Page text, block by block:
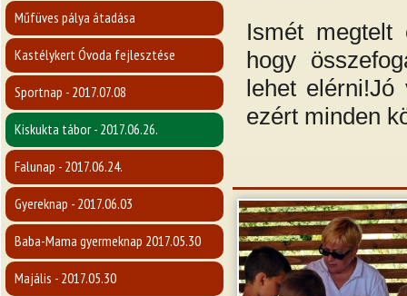
Műfüves pálya átadása
Kastélykert Óvoda fejlesztése
Sportnap - 2017.07.08
Kiskukta tábor - 2017.06.26.
Falunap - 2017.06.24.
Gyereknap - 2017.06.03
Baba-Mama gyermeknap 2017.05.30
Majális - 2017.05.30
Ismét megtelt
hogy
lehet
ezért minden